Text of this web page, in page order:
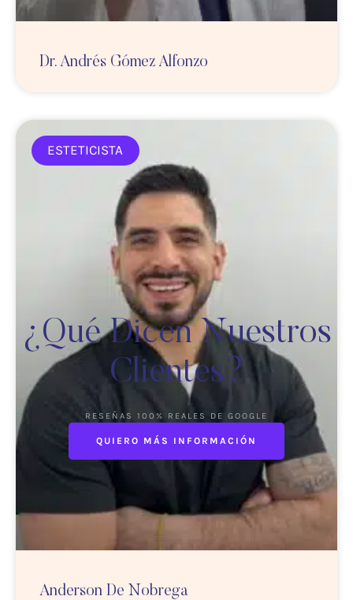
Dr. Andrés Gómez Alfonzo
ESTETICISTA
Anderson De Nobrega
¿Qué Dicen Nuestros
Clientes?
RESEÑAS 100% REALES DE GOOGLE
QUIERO MÁS INFORMACIÓN